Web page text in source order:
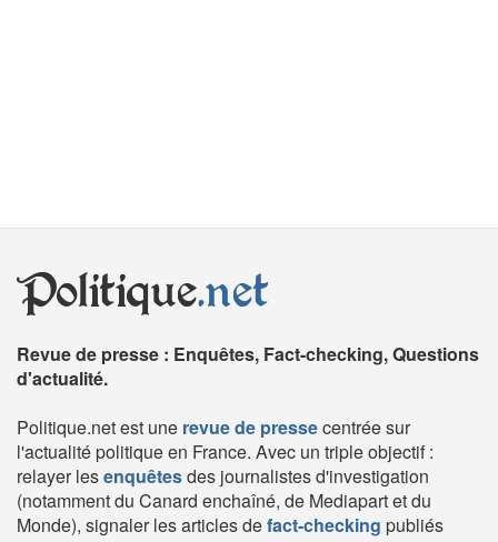
Politique.net
Revue de presse : Enquêtes, Fact-checking, Questions
d'actualité.
Politique.net est une revue de pressecentrée sur
l'actualité politique en France. Avec un triple objectif :
relayer lesenquêtesdes journalistes d'investigation
(notamment du Canard enchaîné, de Mediapart et du
Monde), signaler les articles defact-checking publiés